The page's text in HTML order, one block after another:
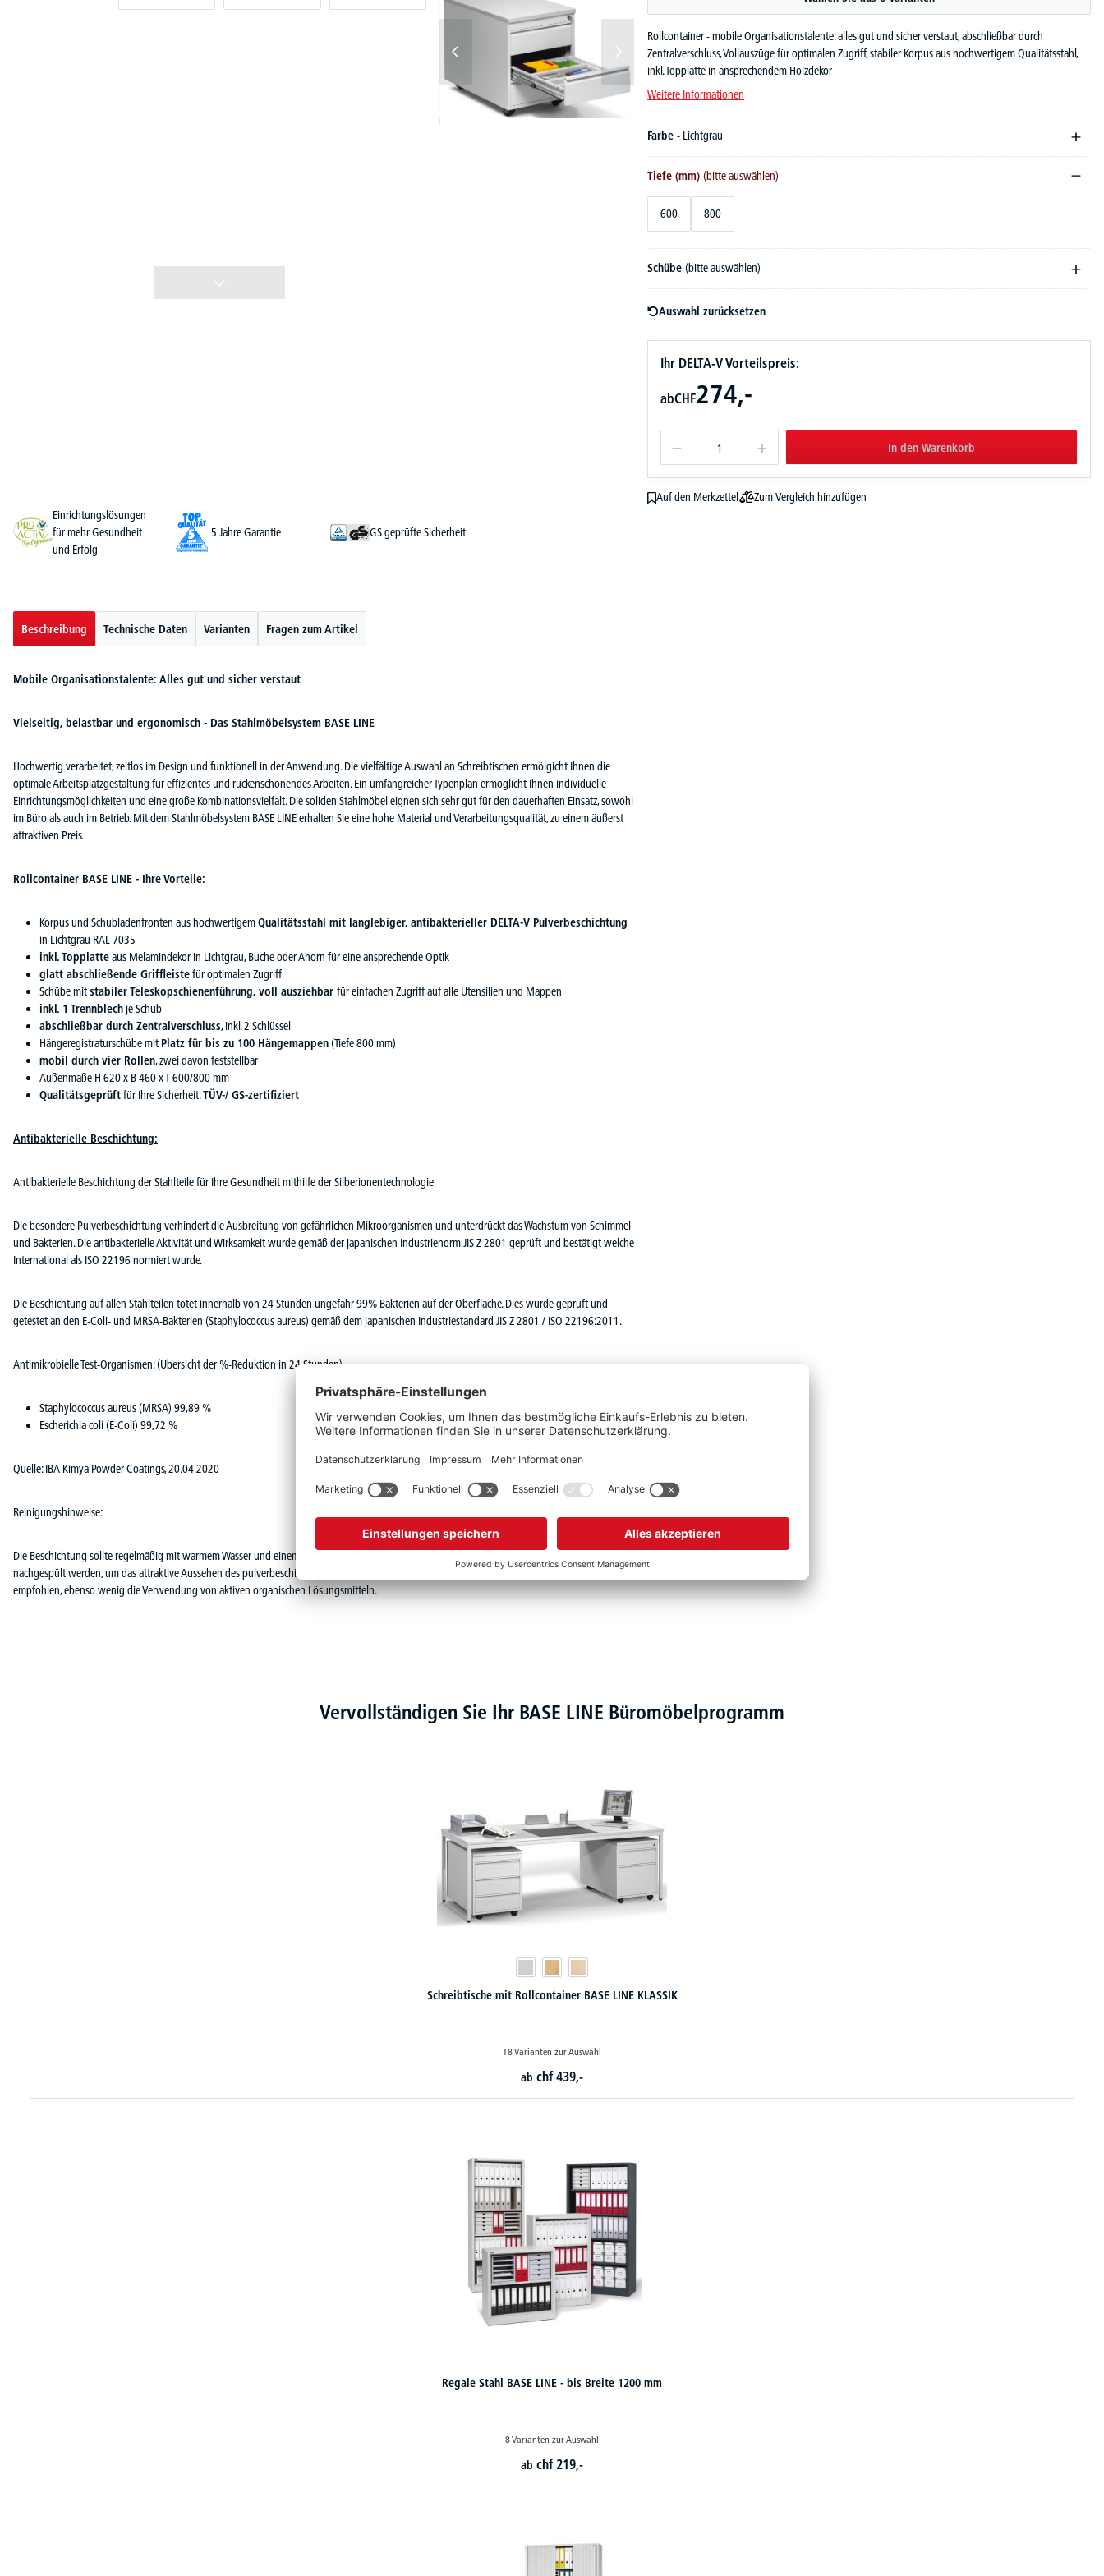
Rollcontainer - mobile Organisationstalente: alles gut und sicher verstaut, abschließbar durch
Zentralverschluss, Vollauszüge für optimalen Zugriff, stabiler Korpus aus hochwertigem Qualitätsstahl,
inkl. Topplatte in ansprechendem Holzdekor
Weitere Informationen
Farbe - Lichtgrau
Tiefe (mm) (bitte auswählen)
600 800
Schübe (bitte auswählen)
Auswahl zurücksetzen
Ihr DELTA-V Vorteilspreis:
abCHF274,-
In den Warenkorb
Auf den Merkzettel
Zum Vergleich hinzufügen
Einrichtungslösungen
für mehr Gesundheit
und Erfolg
5 Jahre Garantie GS geprüfte Sicherheit
Beschreibung Technische Daten Varianten Fragen zum Artikel
Mobile Organisationstalente: Alles gut und sicher verstaut
Vielseitig, belastbar und ergonomisch - Das Stahlmöbelsystem BASE LINE
Hochwertig verarbeitet, zeitlos im Design und funktionell in der Anwendung. Die vielfältige Auswahl an Schreibtischen ermölgicht Ihnen die
optimale Arbeitsplatzgestaltung für effizientes und rückenschonendes Arbeiten. Ein umfangreicher Typenplan ermöglicht Ihnen individuelle
Einrichtungsmöglichkeiten und eine große Kombinationsvielfalt. Die soliden Stahlmöbel eignen sich sehr gut für den dauerhaften Einsatz, sowohl
im Büro als auch im Betrieb. Mit dem Stahlmöbelsystem BASE LINE erhalten Sie eine hohe Material und Verarbeitungsqualität, zu einem äußerst
attraktiven Preis.
Rollcontainer BASE LINE - Ihre Vorteile:
Korpus und Schubladenfronten aus hochwertigemQualitätsstahl mit langlebiger, antibakterieller DELTA-V Pulverbeschichtung
in Lichtgrau RAL 7035
inkl. Topplatteaus Melamindekor in Lichtgrau, Buche oder Ahorn für eine ansprechende Optik
glatt abschließende Griffleistefür optimalen Zugriff
Schübe mitstabiler Teleskopschienenführung, voll ausziehbar für einfachen Zugriff auf alle Utensilien und Mappen
inkl. 1 Trennblechje Schub
abschließbar durch Zentralverschluss, inkl. 2 Schlüssel
Hängeregistraturschübe mit Platz für bis zu 100 Hängemappen(Tiefe 800 mm)
mobil durch vier Rollen, zwei davon feststellbar
Außenmaße H 620 x B 460 x T 600/800 mm
Qualitätsgeprüftfür Ihre Sicherheit:TÜV-/ GS-zertifiziert
Antibakterielle Beschichtung:
Antibakterielle Beschichtung der Stahlteile für Ihre Gesundheit mithilfe der Silberionentechnologie
Die besondere Pulverbeschichtung verhindert die Ausbreitung von gefährlichen Mikroorganismen und unterdrückt das Wachstum von Schimmel
und Bakterien. Die antibakterielle Aktivität und Wirksamkeit wurde gemäß der japanischen Industrienorm JIS Z 2801 geprüft und bestätigt welche
International als ISO 22196 normiert wurde.
Die Beschichtung auf allen Stahlteilen tötet innerhalb von 24 Stunden ungefähr 99% Bakterien auf der Oberfläche. Dies wurde geprüft und
getestet an den E-Coli- und MRSA-Bakterien (Staphylococcus aureus) gemäß dem japanischen Industriestandard JIS Z 2801 / ISO 22196:2011.
Antimikrobielle Test-Organismen: (Übersicht der %-Reduktion in 24 Stunden)
Staphylococcus aureus (MRSA) 99,89 %
Escherichia coli (E-Coli) 99,72 %
Quelle: IBA Kimya Powder Coatings, 20.04.2020
Reinigungshinweise:
Die Beschichtung sollte regelmäßig mit warmem Wasser und einem milden Flüssigreiniger abgewaschen und anschließend mit Frischwasser
nachgespült werden, um das attraktive Aussehen des pulverbeschichteten Farbfilms zu erhalten. Die Verwendung von Scheuermitteln wird nicht
empfohlen, ebenso wenig die Verwendung von aktiven organischen Lösungsmitteln.
Vervollständigen Sie Ihr BASE LINE Büromöbelprogramm
Schreibtische mit Rollcontainer BASE LINE KLASSIK
18 Varianten zur Auswahl
ab chf 439,-
Regale Stahl BASE LINE - bis Breite 1200 mm
8 Varianten zur Auswahl
ab chf 219,-